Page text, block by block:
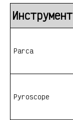
Инструмент
Parca
Pyroscope